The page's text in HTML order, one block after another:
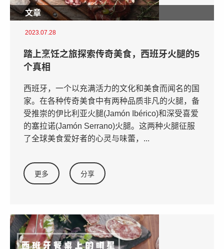
文章
2023.07.28
踏上烹饪之旅探索传奇美食，西班牙火腿的5
个真相
西班牙，一个以充满活力的文化和美食而闻名的国
家。在各种传奇美食中有两种品质非凡的火腿，备
受推崇的伊比利亚火腿(Jamón Ibérico)和深受喜爱
的塞拉诺(Jamón Serrano)火腿。这两种火腿征服
了全球美食爱好者的心灵与味蕾，...
更多 分享